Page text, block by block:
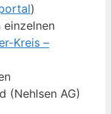
)
einzelnen
Kreis –
(Nehlsen AG)